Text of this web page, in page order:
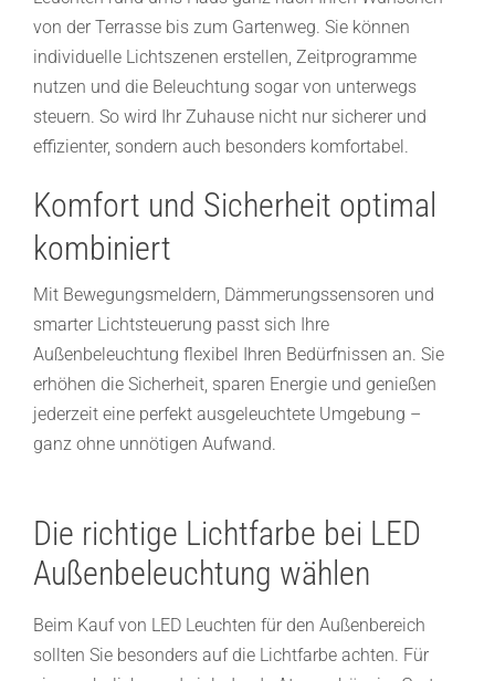
von der Terrasse bis zum Gartenweg. Sie können
individuelle Lichtszenen erstellen, Zeitprogramme
nutzen und die Beleuchtung sogar von unterwegs
steuern. So wird Ihr Zuhause nicht nur sicherer und
effizienter, sondern auch besonders komfortabel.
Komfort und Sicherheit optimal
kombiniert
Mit Bewegungsmeldern, Dämmerungssensoren und
smarter Lichtsteuerung passt sich Ihre
Außenbeleuchtung flexibel Ihren Bedürfnissen an. Sie
erhöhen die Sicherheit, sparen Energie und genießen
jederzeit eine perfekt ausgeleuchtete Umgebung –
ganz ohne unnötigen Aufwand.
Die richtige Lichtfarbe bei LED
Außenbeleuchtung wählen
Beim Kauf von LED Leuchten für den Außenbereich
sollten Sie besonders auf die Lichtfarbe achten. Für